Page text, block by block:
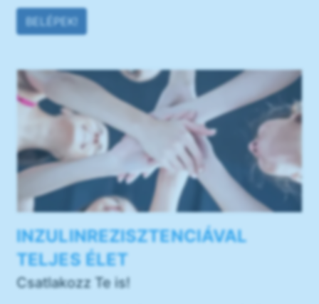
BELÉPEK!
INZULINREZISZTENCIÁVAL
TELJES ÉLET
Csatlakozz Te is!